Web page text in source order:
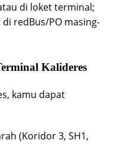
di loket terminal;
redBus/PO masing-
Kalideres
kamu dapat
(Koridor 3, SH1,